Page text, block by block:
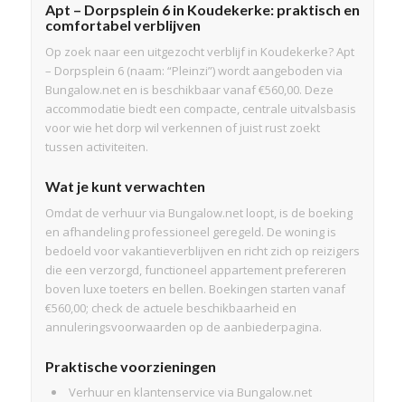
Apt – Dorpsplein 6 in Koudekerke: praktisch en
comfortabel verblijven
Op zoek naar een uitgezocht verblijf in Koudekerke? Apt
– Dorpsplein 6 (naam: “Pleinzi”) wordt aangeboden via
Bungalow.net en is beschikbaar vanaf €560,00. Deze
accommodatie biedt een compacte, centrale uitvalsbasis
voor wie het dorp wil verkennen of juist rust zoekt
tussen activiteiten.
Wat je kunt verwachten
Omdat de verhuur via Bungalow.net loopt, is de boeking
en afhandeling professioneel geregeld. De woning is
bedoeld voor vakantieverblijven en richt zich op reizigers
die een verzorgd, functioneel appartement prefereren
boven luxe toeters en bellen. Boekingen starten vanaf
€560,00; check de actuele beschikbaarheid en
annuleringsvoorwaarden op de aanbiederpagina.
Praktische voorzieningen
Verhuur en klantenservice via Bungalow.net